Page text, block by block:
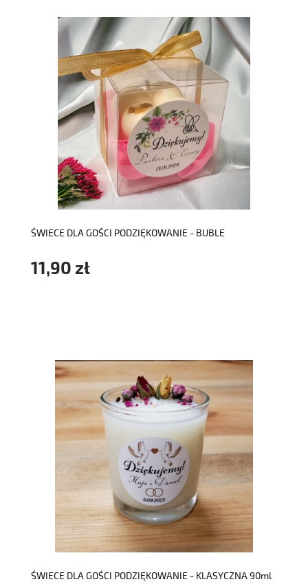
ŚWIECE DLA GOŚCI PODZIĘKOWANIE - BUBLE
11,90 zł
do koszyka
ŚWIECE DLA GOŚCI PODZIĘKOWANIE - KLASYCZNA 90ml
do koszyka